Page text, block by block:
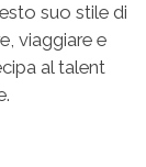
suo stile di
viaggiare e
al talent